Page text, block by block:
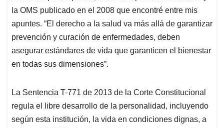
la OMS publicado en el 2008 que encontré entre mis
apuntes. “El derecho a la salud va más allá de garantizar
prevención y curación de enfermedades, deben
asegurar estándares de vida que garanticen el bienestar
en todas sus dimensiones”.
La Sentencia T-771 de 2013 de la Corte Constitucional
regula el libre desarrollo de la personalidad, incluyendo
según esta institución, la vida en condiciones dignas, a